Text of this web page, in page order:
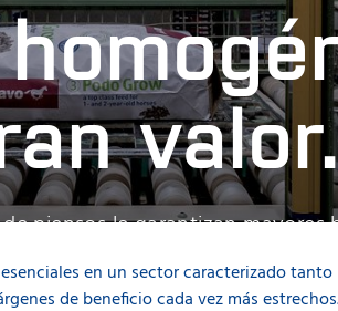
piensos le garantizan
en un sector caracterizado
de beneficio cada vez más